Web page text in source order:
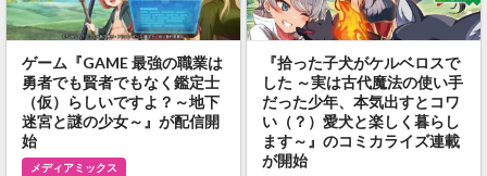
ゲーム『GAME 最強の職業は
勇者でも賢者でもなく鑑定士
（仮）らしいですよ？～地下
迷宮と謎の少女～』が配信開
始
メディアミックス
『拾った子犬がケルベロスで
した ～実は古代魔法の使い手
だった少年、本気出すとコワ
い（？）愛犬と楽しく暮らし
ます～』のコミカライズ連載
が開始